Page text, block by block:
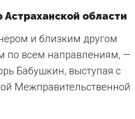
области
и близким другом
по всем направлениям, —
Бабушкин, выступая с
Межправительственной